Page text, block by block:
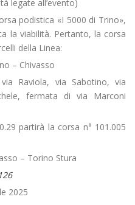
legate all’evento)
podistica «I 5000 di Trino»,
la viabilità. Pertanto, la corsa
della Linea:
– Chivasso
Raviola, via Sabotino, via
fermata di via Marconi
partirà la corsa n° 101.005
– Torino Stura
2025